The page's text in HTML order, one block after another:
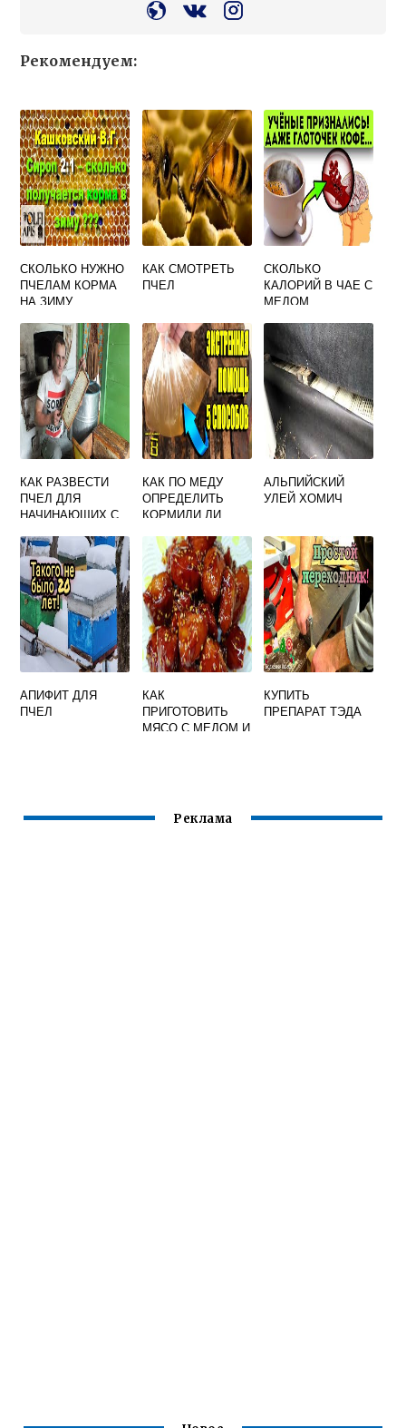
Рекомендуем:
СКОЛЬКО НУЖНО
ПЧЕЛАМ КОРМА
НА ЗИМУ
КАК СМОТРЕТЬ
ПЧЕЛ
СКОЛЬКО
КАЛОРИЙ В ЧАЕ С
МЕДОМ
КАК РАЗВЕСТИ
ПЧЕЛ ДЛЯ
НАЧИНАЮЩИХ С
КАК ПО МЕДУ
ОПРЕДЕЛИТЬ
КОРМИЛИ ЛИ
АЛЬПИЙСКИЙ
УЛЕЙ ХОМИЧ
АПИФИТ ДЛЯ
ПЧЕЛ
КАК
ПРИГОТОВИТЬ
МЯСО С МЕДОМ И
КУПИТЬ
ПРЕПАРАТ ТЭДА
Реклама